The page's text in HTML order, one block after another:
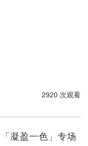
2920 次观看
凝盈一色」专场